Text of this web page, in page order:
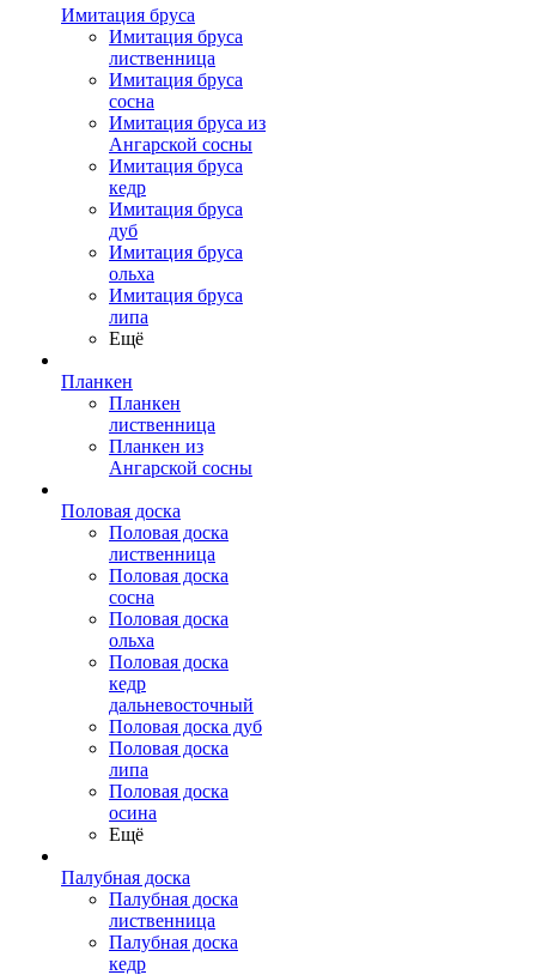
Имитация бруса
Имитация бруса
лиственница
Имитация бруса
сосна
Имитация бруса из
Ангарской сосны
Имитация бруса
кедр
Имитация бруса
дуб
Имитация бруса
ольха
Имитация бруса
липа
Ещё
Планкен
Планкен
лиственница
Планкен из
Ангарской сосны
Половая доска
Половая доска
лиственница
Половая доска
сосна
Половая доска
ольха
Половая доска
кедр
дальневосточный
Половая доска дуб
Половая доска
липа
Половая доска
осина
Ещё
Палубная доска
Палубная доска
лиственница
Палубная доска
кедр